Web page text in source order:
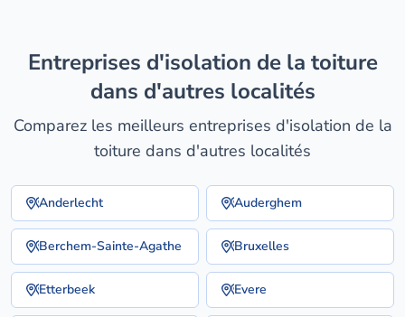
entreprises d'isolation de la toiture
dans d'autres localités
Comparez les meilleurs entreprises d'isolation de la
toiture dans d'autres localités
Anderlecht Auderghem
Berchem-Sainte-Agathe Bruxelles
Etterbeek Evere